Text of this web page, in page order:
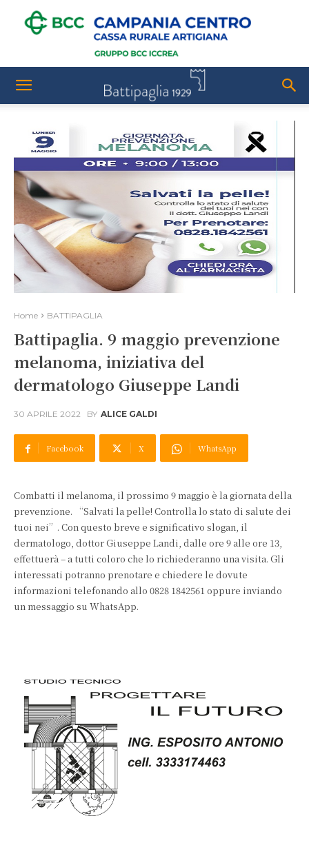
Home BATTIPAGLIA
Battipaglia. 9 maggio prevenzione
melanoma, iniziativa del
dermatologo Giuseppe Landi
30 APRILE 2022 BY ALICE GALDI
Facebook X WhatsApp
Combatti il melanoma, il prossimo 9 maggio è la giornata della
prevenzione. “Salvati la pelle! Controlla lo stato di salute dei
tuoi nei”. Con questo breve e significativo slogan, il
dermatologo, dottor Giuseppe Landi, dalle ore 9 alle ore 13,
effettuerà – a tutti coloro che lo richiederanno una visita. Gli
interessati potranno prenotare e chiedere le dovute
informazioni telefonando allo 0828 1842561 oppure inviando
un messaggio su WhatsApp.